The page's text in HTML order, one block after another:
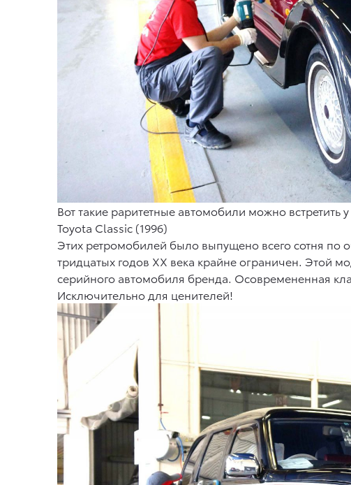
Вот такие раритетные автомобили можно встретить
Toyota Classic (1996)
Этих ретромобилей было выпущено всего сотня
тридцатых годов ХХ века крайне ограничен. Этой
серийного автомобиля бренда. Осовремененная
Исключительно для ценителей!